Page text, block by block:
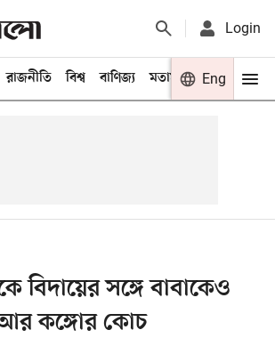
Login
রাজনীতি বিশ্ব বাণিজ্য মতামত খেলা
Eng
বিদায়ের সঙ্গে বাবাকেও
কঙ্গোর কোচ